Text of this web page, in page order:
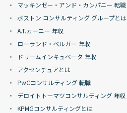
マッキンゼー・アンド・カンパニー 転職
ボストン コンサルティング グループとは
A.T.カーニー 年収
ローランド・ベルガー 年収
ドリームインキュベータ 年収
アクセンチュアとは
PwCコンサルティング 転職
デロイトトーマツコンサルティング 年収
KPMGコンサルティングとは